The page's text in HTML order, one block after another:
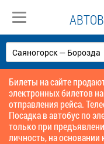
Билеты на сайте
электронных билетов
отправления рейса.
Посадка в автобус по
только при
личность, на